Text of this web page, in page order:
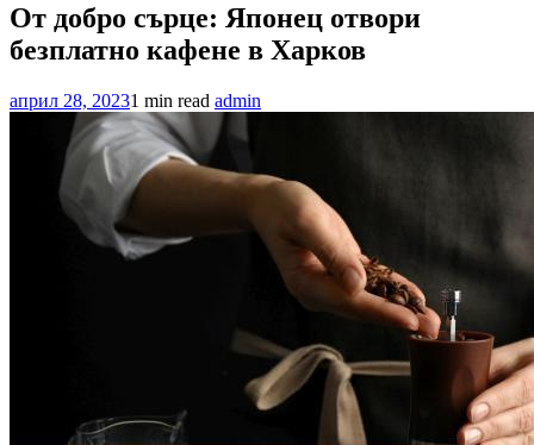
От добро сърце: Японец отвори
безплатно кафене в Харков
април 28, 20231 min read admin